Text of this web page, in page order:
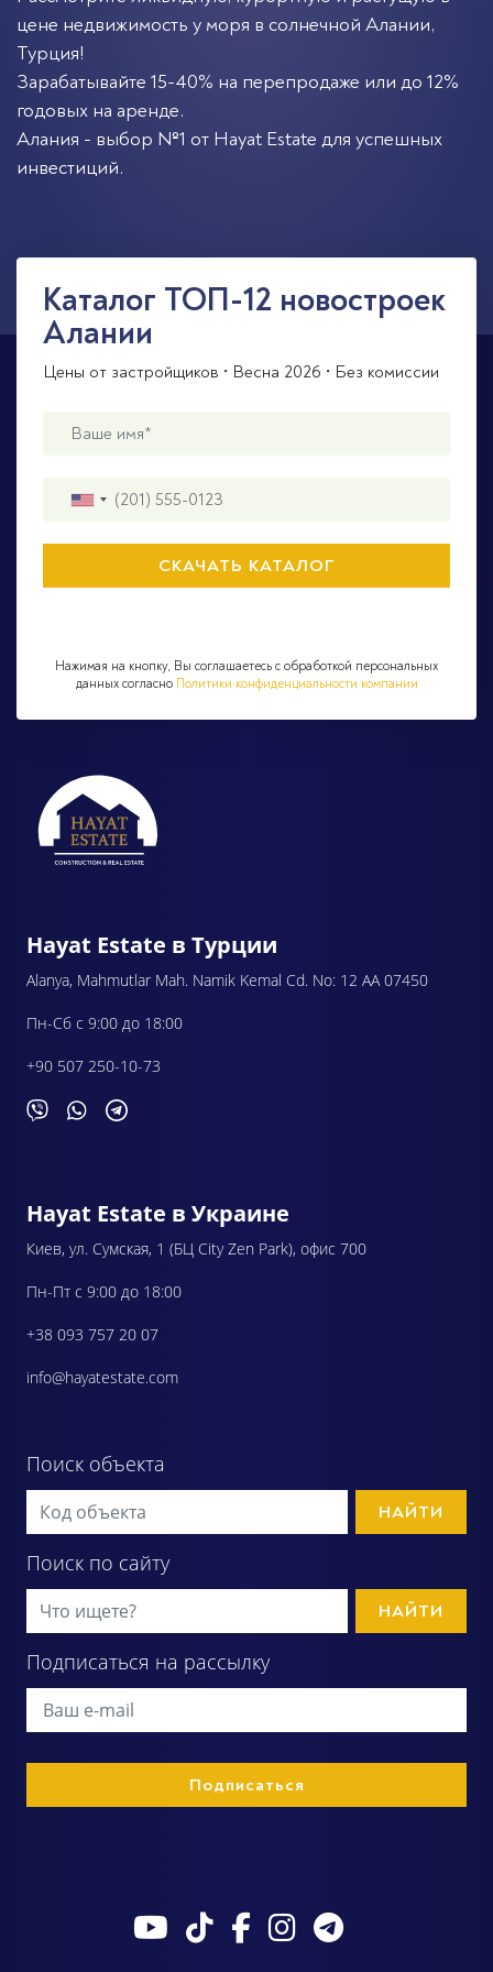
цене недвижимость у моря в солнечной Алании,
Турция!
Зарабатывайте 15-40% на перепродаже или до 12%
годовых на аренде.
Алания - выбор №1 от Hayat Estate для успешных
инвестиций.
Каталог ТОП-12 новостроек
Алании
Цены от застройщиков • Весна 2026 • Без комиссии
Нажимая на кнопку, Вы соглашаетесь с обработкой персональных
данных согласно Политики конфиденциальности компании
Hayat Estate в Турции
Alanya, Mahmutlar Mah. Namik Kemal Cd. No: 12 AA 07450
Пн-Сб с 9:00 до 18:00
+90 507 250-10-73
Hayat Estate в Украине
Киев, ул. Сумская, 1 (БЦ City Zen Park), офис 700
Пн-Пт с 9:00 до 18:00
+38 093 757 20 07
info@hayatestate.com
Поиск объекта
НАЙТИ
Поиск по сайту
НАЙТИ
Подписаться на рассылку